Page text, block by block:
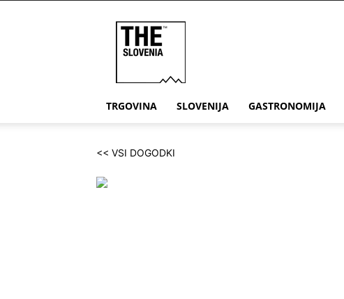
TRGOVINA SLOVENIJA GASTRONOMIJA
<< VSI DOGODKI